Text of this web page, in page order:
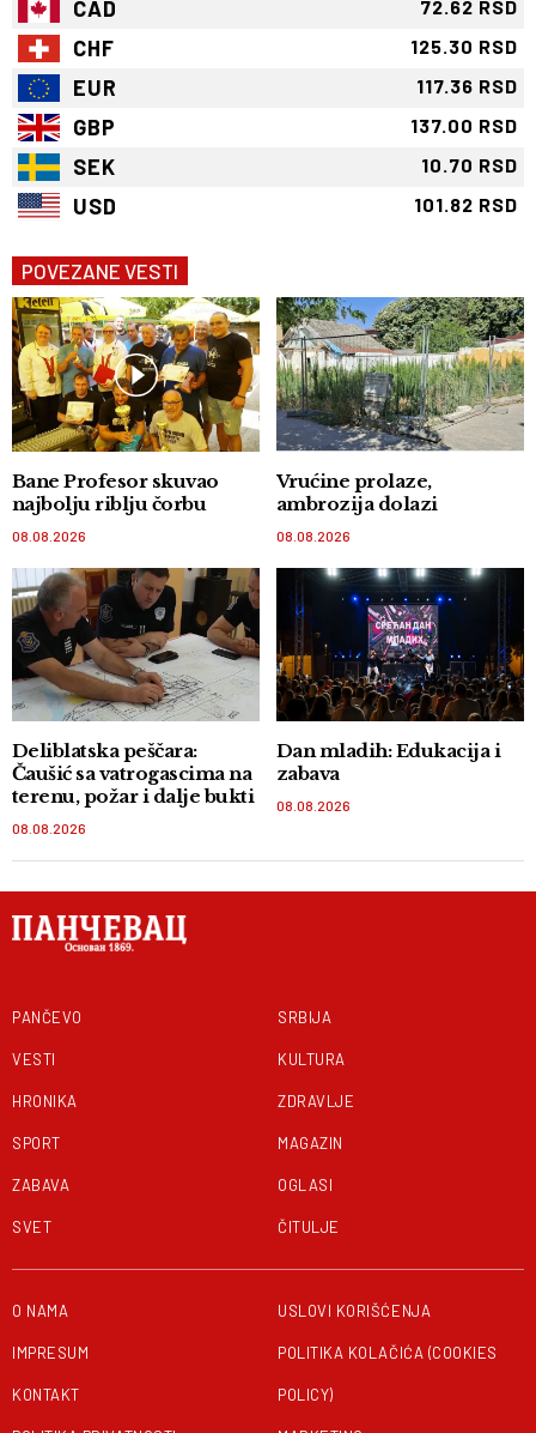
CAD 72.62 RSD
CHF 125.30 RSD
EUR 117.36 RSD
GBP 137.00 RSD
SEK 10.70 RSD
USD 101.82 RSD
POVEZANE VESTI
Bane Profesor skuvao
najbolju riblju čorbu
08.08.2026
Vrućine prolaze,
ambrozija dolazi
08.08.2026
Deliblatska peščara:
Čaušić sa vatrogascima na
terenu, požar i dalje bukti
08.08.2026
Dan mladih: Edukacija i
zabava
08.08.2026
PANČEVO
VESTI
HRONIKA
SPORT
ZABAVA
SVET
SRBIJA
KULTURA
ZDRAVLJE
MAGAZIN
OGLASI
ČITULJE
O NAMA
IMPRESUM
KONTAKT
USLOVI KORIŠĆENJA
POLITIKA KOLAČIĆA (COOKIES
POLICY)